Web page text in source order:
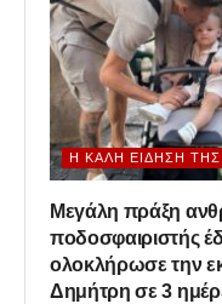
Η ΚΑΛΉ ΕΊΔΗΣΗ
Μεγάλη πράξη
ποδοσφαιριστής
ολοκλήρωσε την
Δημήτρη σε 3